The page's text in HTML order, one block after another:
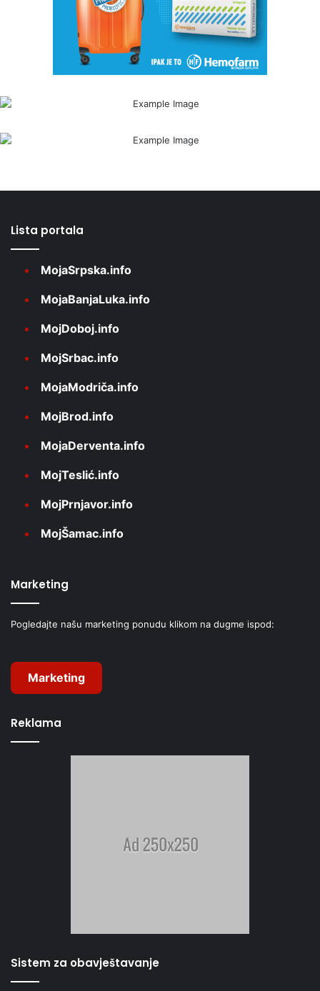
Lista portala
MojaSrpska.info
MojaBanjaLuka.info
MojDoboj.info
MojSrbac.info
MojaModriča.info
MojBrod.info
MojaDerventa.info
MojTeslić.info
MojPrnjavor.info
MojŠamac.info
Marketing
Pogledajte našu marketing ponudu klikom na dugme ispod:
Marketing
Reklama
Sistem za obavještavanje